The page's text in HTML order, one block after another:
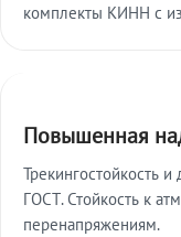
комплекты КИНН с
Повышенная
Трекингостойкость и
ГОСТ. Стойкость к
перенапряжениям.